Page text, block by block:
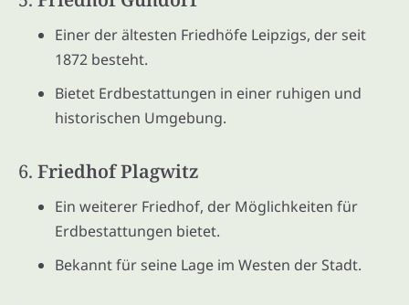
Einer der ältesten Friedhöfe Leipzigs, der seit
1872 besteht.
Bietet Erdbestattungen in einer ruhigen und
historischen Umgebung.
6. Friedhof Plagwitz
Ein weiterer Friedhof, der Möglichkeiten für
Erdbestattungen bietet.
Bekannt für seine Lage im Westen der Stadt.